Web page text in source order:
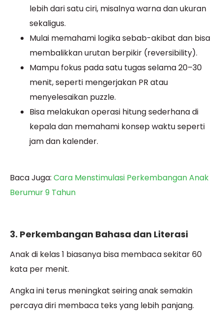
lebih dari satu ciri, misalnya warna dan ukuran
sekaligus.
Mulai memahami logika sebab-akibat dan bisa
membalikkan urutan berpikir (reversibility).
Mampu fokus pada satu tugas selama 20–30
menit, seperti mengerjakan PR atau
menyelesaikan puzzle.
Bisa melakukan operasi hitung sederhana di
kepala dan memahami konsep waktu seperti
jam dan kalender.
Baca Juga: Cara Menstimulasi Perkembangan Anak
Berumur 9 Tahun
3. Perkembangan Bahasa dan Literasi
Anak di kelas 1 biasanya bisa membaca sekitar 60
kata per menit.
Angka ini terus meningkat seiring anak semakin
percaya diri membaca teks yang lebih panjang.